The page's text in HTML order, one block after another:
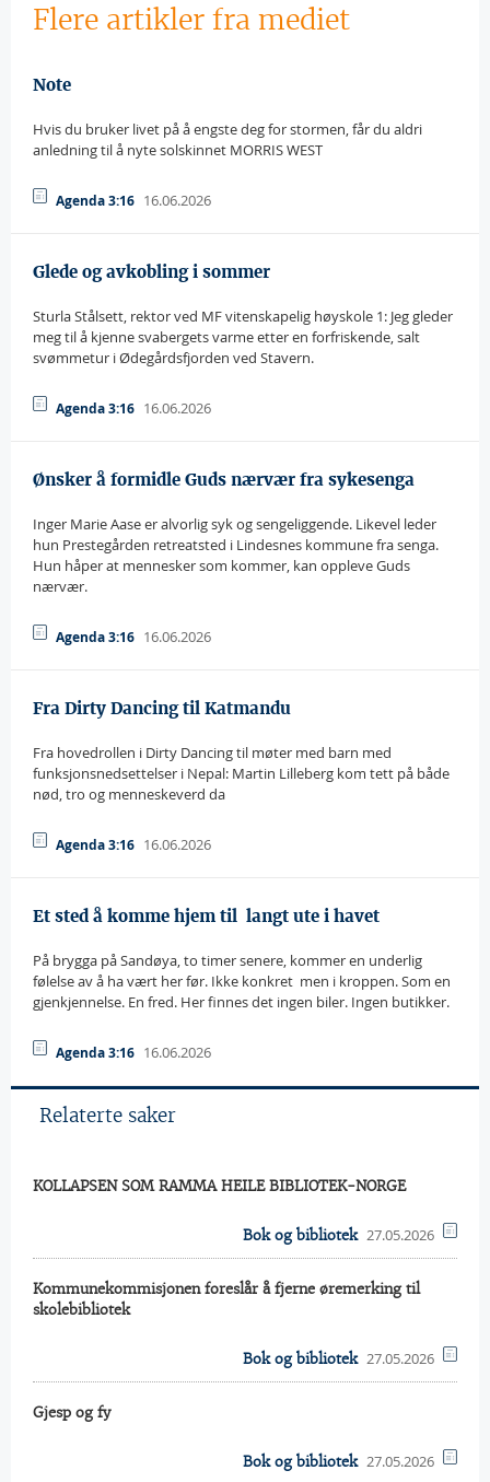
Flere artikler fra mediet
Note
Hvis du bruker livet på å engste deg for stormen, får du aldri
anledning til å nyte solskinnet MORRIS WEST
Agenda 3:16 16.06.2026
Glede og avkobling i sommer
Sturla Stålsett, rektor ved MF vitenskapelig høyskole 1: Jeg gleder
meg til å kjenne svabergets varme etter en forfriskende, salt
svømmetur i Ødegårdsfjorden ved Stavern.
Agenda 3:16 16.06.2026
Ønsker å formidle Guds nærvær fra sykesenga
Inger Marie Aase er alvorlig syk og sengeliggende. Likevel leder
hun Prestegården retreatsted i Lindesnes kommune fra senga.
Hun håper at mennesker som kommer, kan oppleve Guds
nærvær.
Agenda 3:16 16.06.2026
Fra Dirty Dancing til Katmandu
Fra hovedrollen i Dirty Dancing til møter med barn med
funksjonsnedsettelser i Nepal: Martin Lilleberg kom tett på både
nød, tro og menneskeverd da
Agenda 3:16 16.06.2026
Et sted å komme hjem til  langt ute i havet
På brygga på Sandøya, to timer senere, kommer en underlig
følelse av å ha vært her før. Ikke konkret  men i kroppen. Som en
gjenkjennelse. En fred. Her finnes det ingen biler. Ingen butikker.
Agenda 3:16 16.06.2026
Relaterte saker
KOLLAPSEN SOM RAMMA HEILE BIBLIOTEK-NORGE
Bok og bibliotek 27.05.2026
Kommunekommisjonen foreslår å fjerne øremerking til
skolebibliotek
Bok og bibliotek 27.05.2026
Gjesp og fy
Bok og bibliotek 27.05.2026